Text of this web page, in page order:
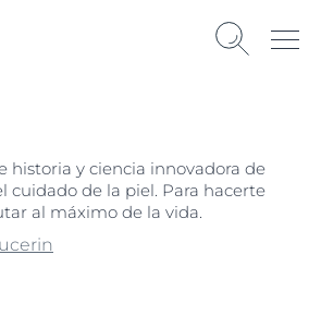
historia y ciencia innovadora de
cuidado de la piel. Para hacerte
al máximo de la vida.